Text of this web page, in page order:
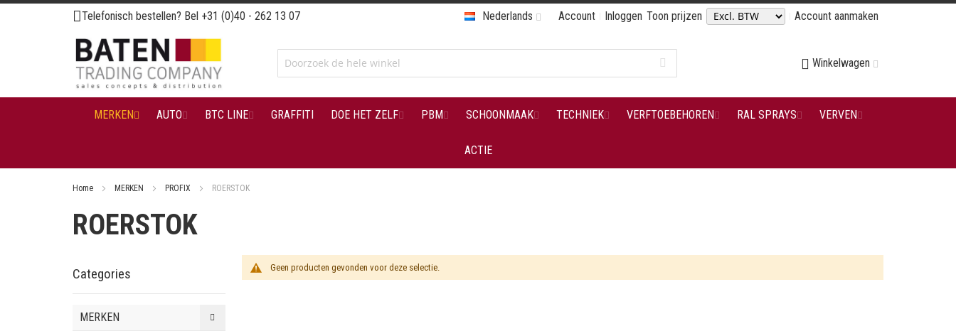
Ga
naar
de
inhoud
Telefonisch bestellen? Bel +31 (0)40 - 262 13 07 Account Inloggen Toon prijzen Account aanmaken
Nederlands
Winkelwagen
MERKEN AUTO BTC LINE GRAFFITI DOE HET ZELF PBM SCHOONMAAK TECHNIEK VERFTOEBEHOREN RAL SPRAYS VERVEN
ACTIE
Home MERKEN PROFIX ROERSTOK
ROERSTOK
Geen producten gevonden voor deze selectie.
Categories
MERKEN